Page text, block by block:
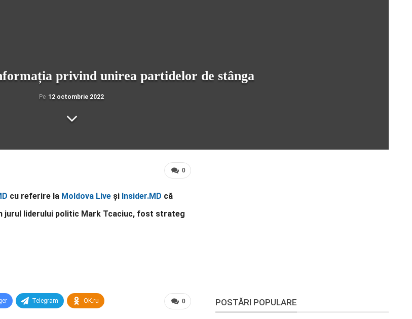
privind unirea partidelor de stânga
Pe 12 octombrie 2022
0
cu referire la Moldova Live și Insider.MD că
jurul liderului politic Mark Tcaciuc, fost strateg
0
Telegram OK.ru POSTĂRI POPULARE